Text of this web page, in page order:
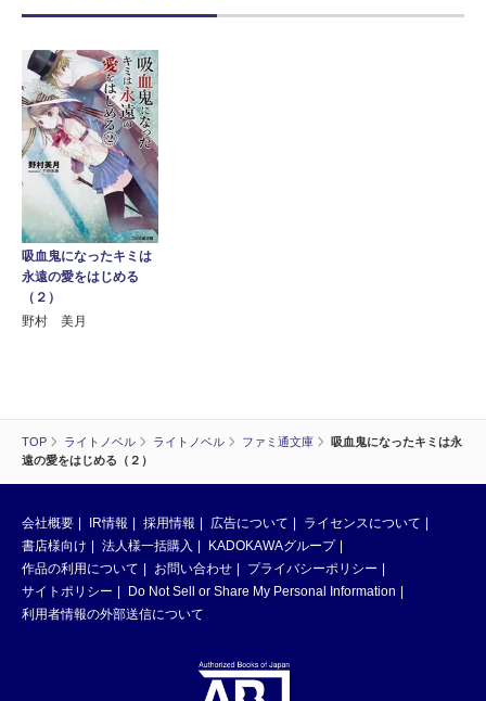
TOP ライトノベル ライトノベル ファミ通文庫
吸血鬼になったキミは永
遠の愛をはじめる（２）
吸血鬼になったキミは
永遠の愛をはじめる
（２）
野村 美月
会社概要 IR情報 採用情報 広告について
ライセンスについて
書店様向け
法人様一括購入
KADOKAWAグループ
作品の利用について
お問い合わせ
プライバシーポリシー
サイトポリシー
Do Not Sell or Share My Personal Information
利用者情報の外部送信について